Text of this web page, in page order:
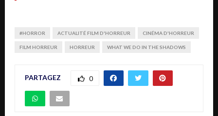
#HORROR ACTUALITÉ FILM D'HORREUR CINÉMA D'HORREUR
FILM HORREUR HORREUR WHAT WE DO IN THE SHADOWS
PARTAGEZ 0